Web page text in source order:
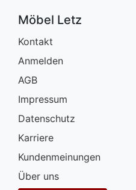
Möbel Letz
Kontakt
Anmelden
AGB
Impressum
Datenschutz
Karriere
Kundenmeinungen
Über uns